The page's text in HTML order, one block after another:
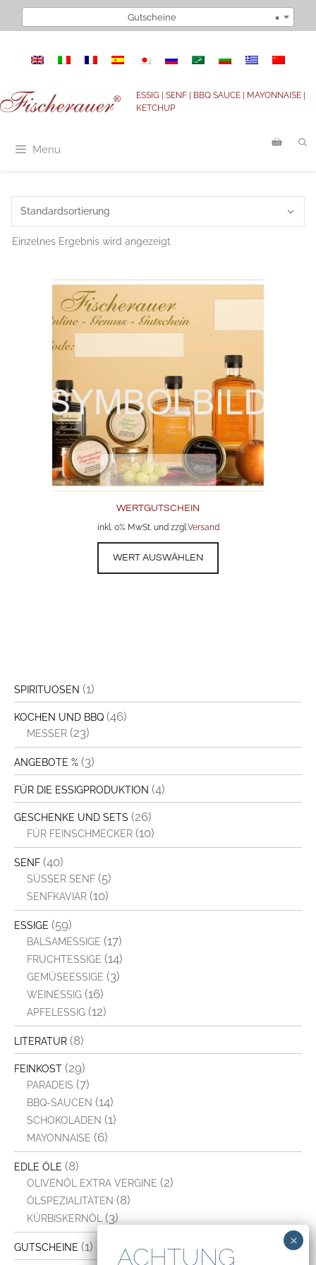
Inhalt
×
Gutscheine
ESSIG | SENF | BBQ SAUCE | MAYONNAISE |
KETCHUP
Menu
Einzelnes Ergebnis wird angezeigt
WERTGUTSCHEIN
inkl. 0% MwSt. und zzgl.Versand
WERT AUSWÄHLEN
SPIRITUOSEN (1)
KOCHEN UND BBQ (46)
MESSER (23)
ANGEBOTE % (3)
FÜR DIE ESSIGPRODUKTION (4)
GESCHENKE UND SETS (26)
FÜR FEINSCHMECKER (10)
SENF (40)
SÜSSER SENF (5)
SENFKAVIAR (10)
ESSIGE (59)
BALSAMESSIGE (17)
FRUCHTESSIGE (14)
GEMÜSEESSIGE (3)
WEINESSIG (16)
APFELESSIG (12)
LITERATUR (8)
FEINKOST (29)
PARADEIS (7)
BBQ-SAUCEN (14)
SCHOKOLADEN (1)
MAYONNAISE (6)
EDLE ÖLE (8)
OLIVENÖL EXTRA VERGINE (2)
ÖLSPEZIALITÄTEN (8)
KÜRBISKERNÖL (3)
GUTSCHEINE (1)